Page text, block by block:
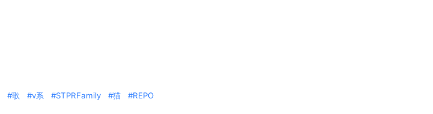
歌 v系 STPRFamily 猫
REPO